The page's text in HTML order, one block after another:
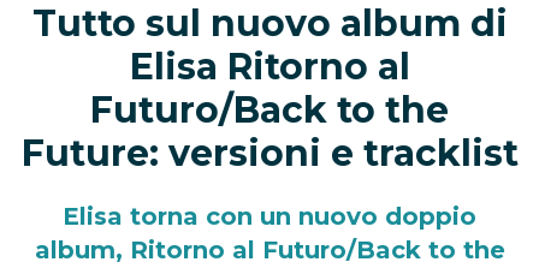
Tutto sul nuovo album di
Elisa Ritorno al
Futuro/Back to the
Future: versioni e tracklist
Elisa torna con un nuovo doppio
album, Ritorno al Futuro/Back to the